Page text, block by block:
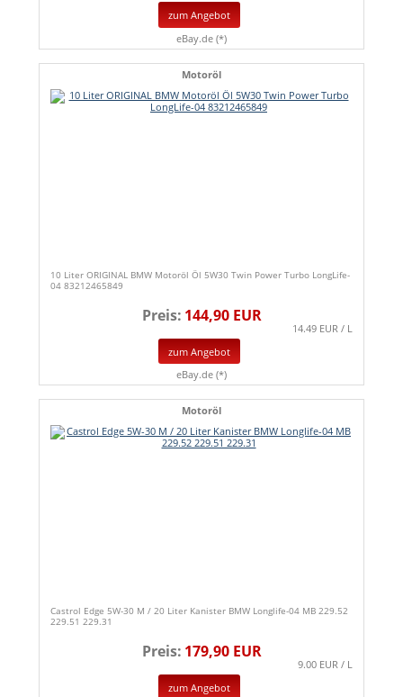
zum Angebot
eBay.de (*)
Motoröl
10 Liter ORIGINAL BMW Motoröl Öl 5W30 Twin Power Turbo LongLife-
04 83212465849
Preis: 144,90 EUR
14.49 EUR / L
zum Angebot
eBay.de (*)
Motoröl
Castrol Edge 5W-30 M / 20 Liter Kanister BMW Longlife-04 MB 229.52
229.51 229.31
Preis: 179,90 EUR
9.00 EUR / L
zum Angebot